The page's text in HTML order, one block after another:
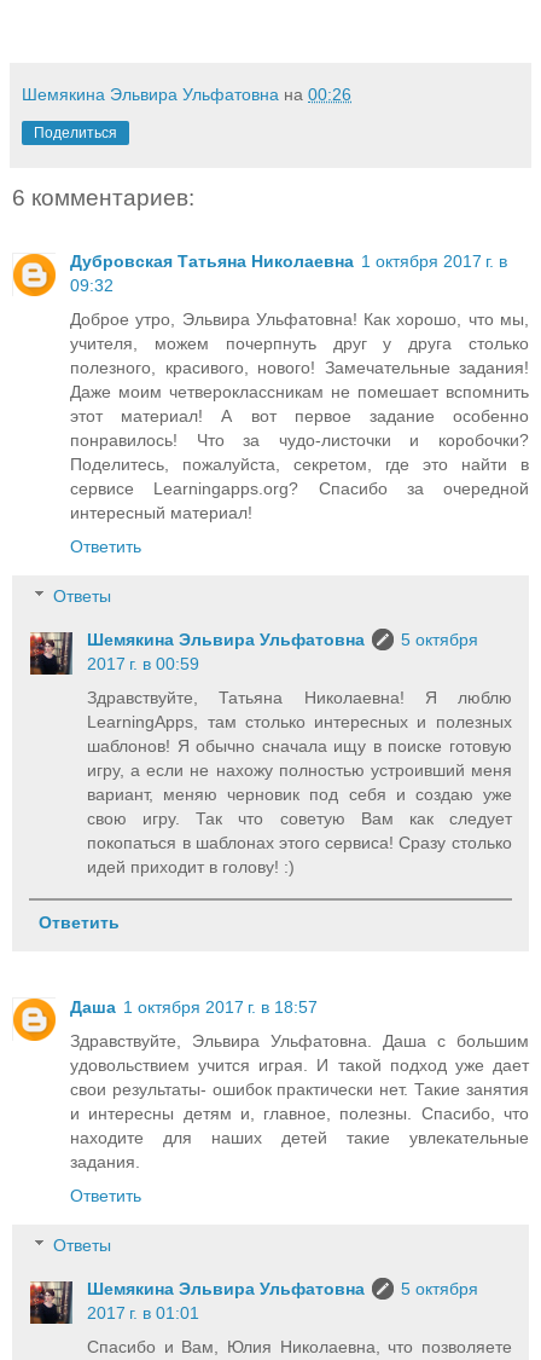
Шемякина Эльвира Ульфатовна на 00:26
Поделиться
6 комментариев:
Дубровская Татьяна Николаевна 1 октября 2017 г. в
09:32
Доброе утро, Эльвира Ульфатовна! Как хорошо, что мы,
учителя, можем почерпнуть друг у друга столько
полезного, красивого, нового! Замечательные задания!
Даже моим четвероклассникам не помешает вспомнить
этот материал! А вот первое задание особенно
понравилось! Что за чудо-листочки и коробочки?
Поделитесь, пожалуйста, секретом, где это найти в
сервисе Learningapps.org? Спасибо за очередной
интересный материал!
Ответить
Ответы
Шемякина Эльвира Ульфатовна
5 октября
2017 г. в 00:59
Здравствуйте, Татьяна Николаевна! Я люблю
LearningApps, там столько интересных и полезных
шаблонов! Я обычно сначала ищу в поиске готовую
игру, а если не нахожу полностью устроивший меня
вариант, меняю черновик под себя и создаю уже
свою игру. Так что советую Вам как следует
покопаться в шаблонах этого сервиса! Сразу столько
идей приходит в голову! :)
Ответить
Даша 1 октября 2017 г. в 18:57
Здравствуйте, Эльвира Ульфатовна. Даша с большим
удовольствием учится играя. И такой подход уже дает
свои результаты- ошибок практически нет. Такие занятия
и интересны детям и, главное, полезны. Спасибо, что
находите для наших детей такие увлекательные
задания.
Ответить
Ответы
Шемякина Эльвира Ульфатовна
5 октября
2017 г. в 01:01
Спасибо и Вам, Юлия Николаевна, что позволяете